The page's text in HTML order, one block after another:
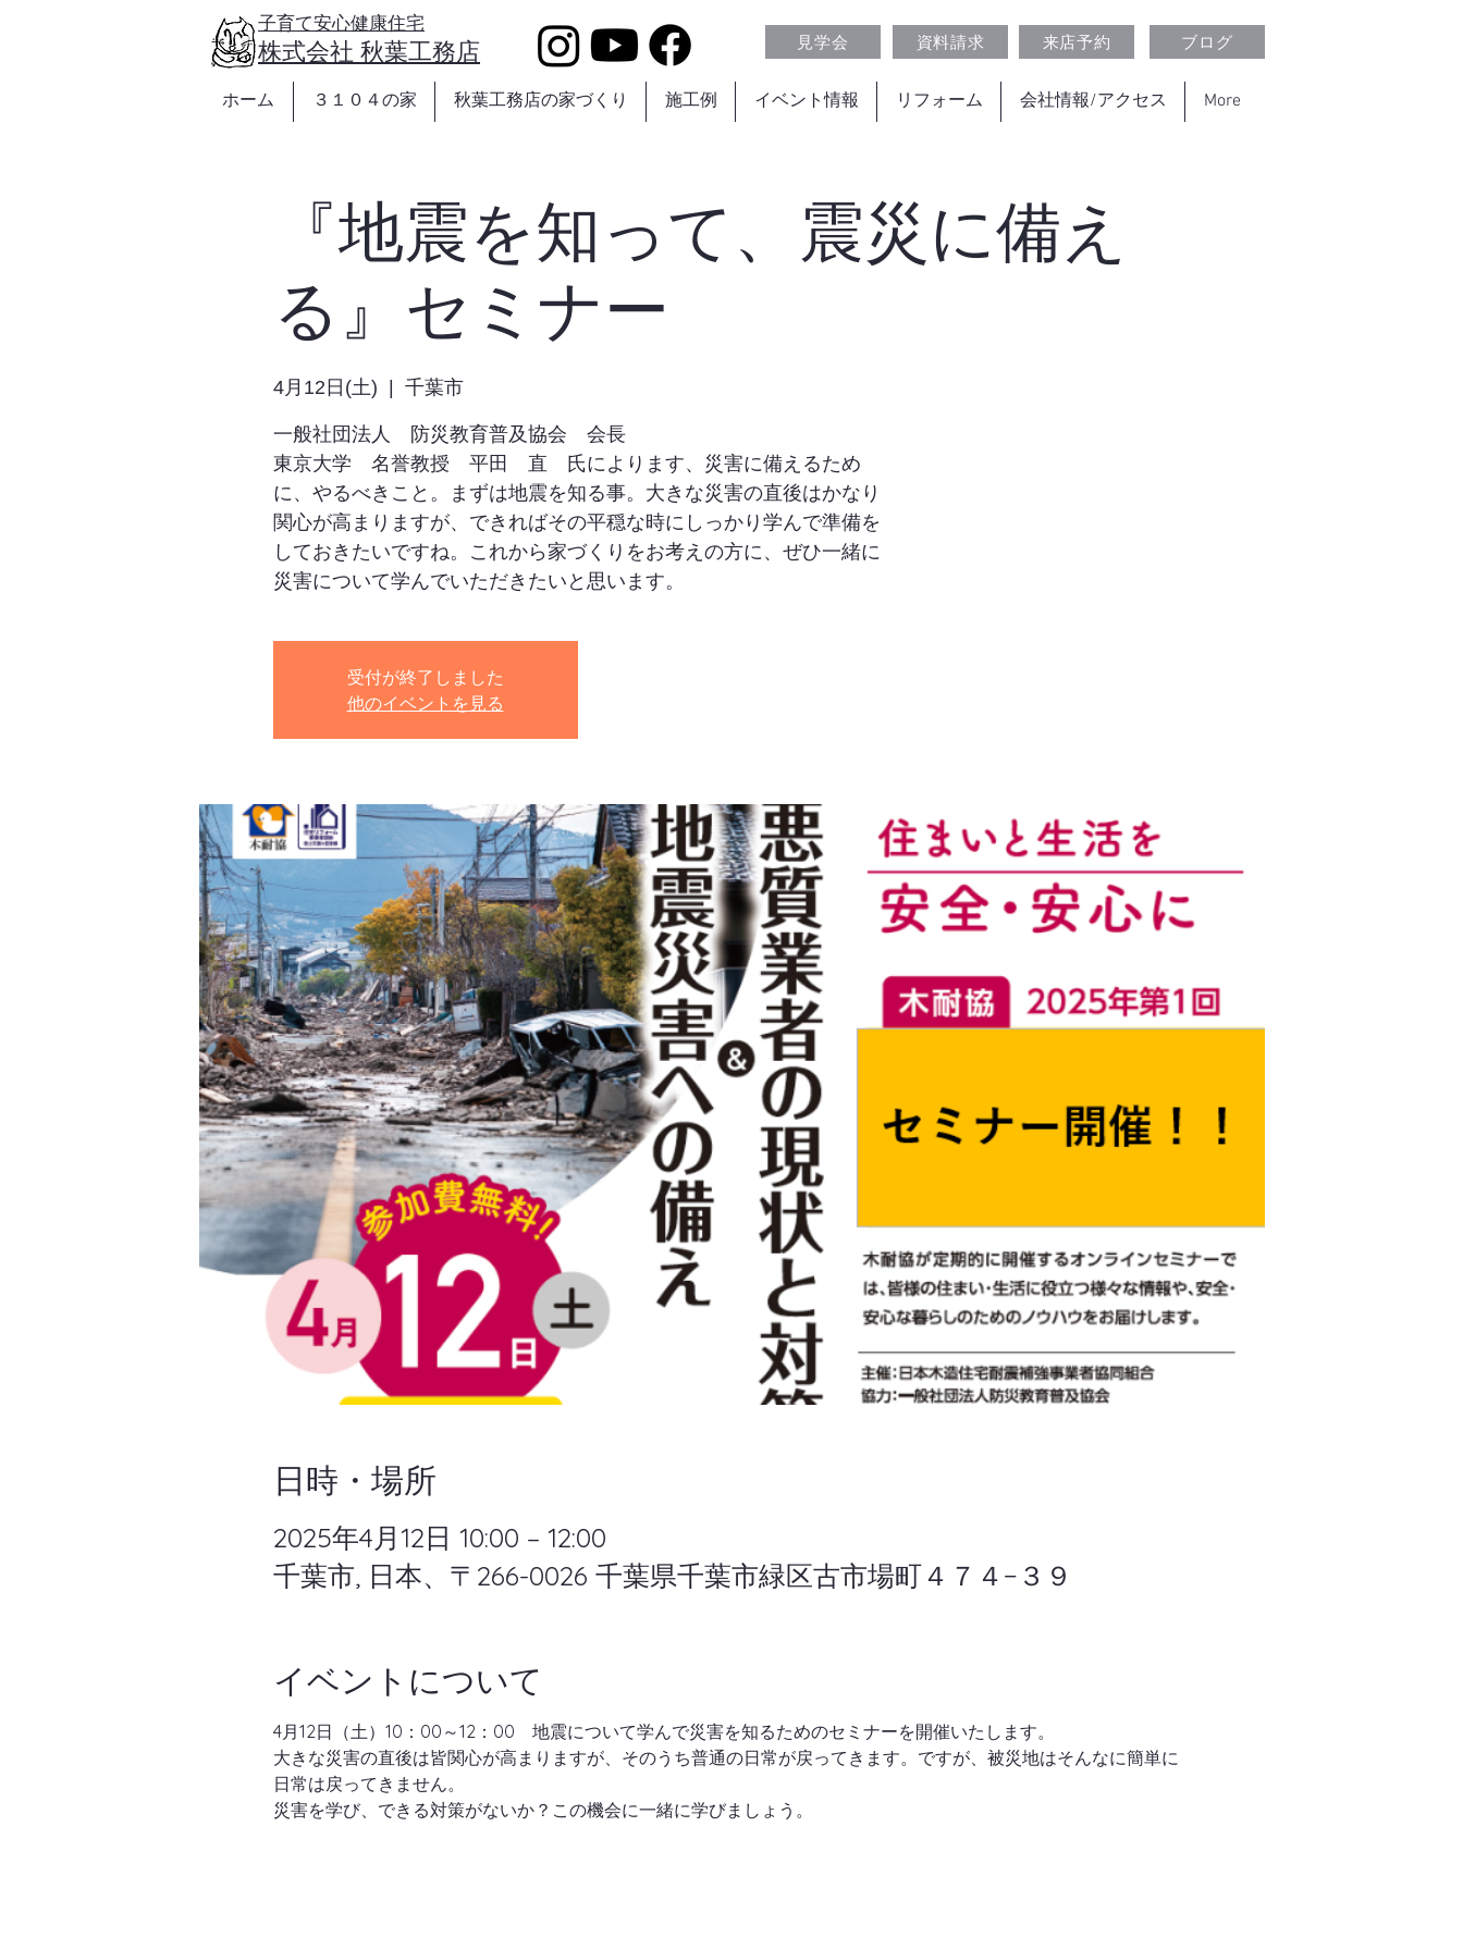
https://www.akibakoumuten.com/
​株式会社 秋葉工務店
子育て安心健康住宅
見学会
資料請求 来店予約 ブログ
ホーム ３１０４の家 秋葉工務店の家づくり 施工例 イベント情報 リフォーム 会社情報/アクセス More
『地震を知って、震災に備え
る』セミナー
4月12日(土) 千葉市
一般社団法人 防災教育普及協会 会長
東京大学 名誉教授 平田 直 氏によります、災害に備えるため
に、やるべきこと。まずは地震を知る事。大きな災害の直後はかなり
関心が高まりますが、できればその平穏な時にしっかり学んで準備を
しておきたいですね。これから家づくりをお考えの方に、ぜひ一緒に
受付が終了しました
他のイベントを見る
日時・場所
2025年4月12日 10:00 – 12:00
千葉市, 日本、〒266-0026 千葉県千葉市緑区古市場町４７４−３９
イベントについて
4月12日（土）10：00～12：00　地震について学んで災害を知るためのセミナーを開催いたします。
大きな災害の直後は皆関心が高まりますが、そのうち普通の日常が戻ってきます。ですが、被災地はそんなに簡単に
日常は戻ってきません。
災害を学び、できる対策がないか？この機会に一緒に学びましょう。